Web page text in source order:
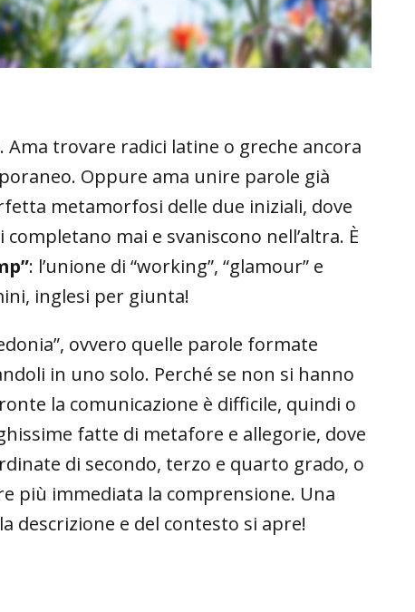
. Ama trovare radici latine o greche ancora
Oppure ama unire parole già
metamorfosi delle due iniziali, dove
mai e svaniscono nell’altra. È
: l’unione di “working”, “glamour” e
inglesi per giunta!
ovvero quelle parole formate
in uno solo. Perché se non si hanno
la comunicazione è difficile, quindi o
fatte di metafore e allegorie, dove
di secondo, terzo e quarto grado, o
più immediata la comprensione. Una
descrizione e del contesto si apre!